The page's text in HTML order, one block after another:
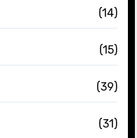
(14)
(15)
(39)
(31)